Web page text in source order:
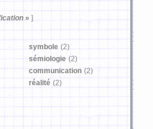
» ]
symbole (2)
sémiologie (2)
communication (2)
réalité (2)